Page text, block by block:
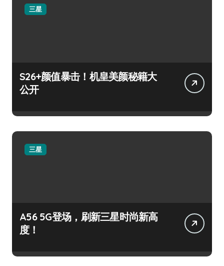
三星
S26+颜值暴击！机皇美颜秘籍大
公开
三星
A56 5G登场，刷新三星时尚新高
度！